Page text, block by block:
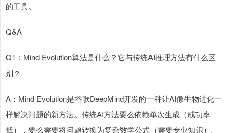
的工具。
Q&A
Q1：Mind Evolution算法是什么？它与传统AI推理方法有什么区
别？
A：Mind Evolution是谷歌DeepMind开发的一种让AI像生物进化一
样解决问题的新方法。传统AI方法要么依赖单次生成（成功率
低），要么需要将问题转换为复杂数学公式（需要专业知识）。